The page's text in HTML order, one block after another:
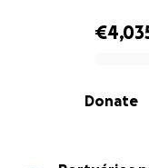
0% complete
Donate